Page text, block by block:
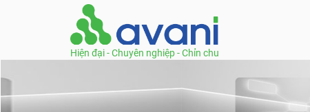
Hiện đại - Chuyên nghiệp - Chỉn chu